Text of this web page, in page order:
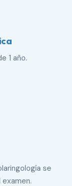
1 año.
se